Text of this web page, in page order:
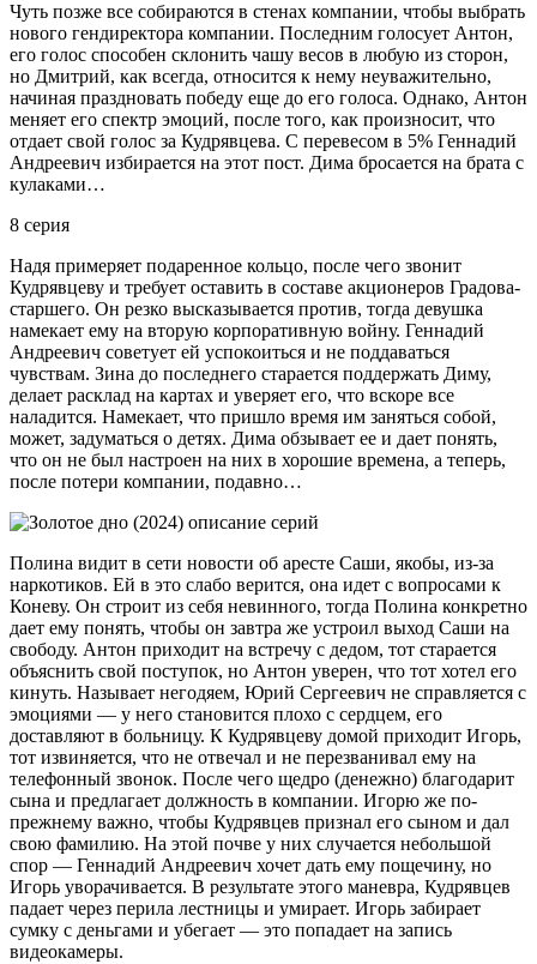
Чуть позже все собираются в стенах компании, чтобы выбрать
нового гендиректора компании. Последним голосует Антон,
его голос способен склонить чашу весов в любую из сторон,
но Дмитрий, как всегда, относится к нему неуважительно,
начиная праздновать победу еще до его голоса. Однако, Антон
меняет его спектр эмоций, после того, как произносит, что
отдает свой голос за Кудрявцева. С перевесом в 5% Геннадий
Андреевич избирается на этот пост. Дима бросается на брата с
кулаками…
8 серия
Надя примеряет подаренное кольцо, после чего звонит
Кудрявцеву и требует оставить в составе акционеров Градова-
старшего. Он резко высказывается против, тогда девушка
намекает ему на вторую корпоративную войну. Геннадий
Андреевич советует ей успокоиться и не поддаваться
чувствам. Зина до последнего старается поддержать Диму,
делает расклад на картах и уверяет его, что вскоре все
наладится. Намекает, что пришло время им заняться собой,
может, задуматься о детях. Дима обзывает ее и дает понять,
что он не был настроен на них в хорошие времена, а теперь,
после потери компании, подавно…
Полина видит в сети новости об аресте Саши, якобы, из-за
наркотиков. Ей в это слабо верится, она идет с вопросами к
Коневу. Он строит из себя невинного, тогда Полина конкретно
дает ему понять, чтобы он завтра же устроил выход Саши на
свободу. Антон приходит на встречу с дедом, тот старается
объяснить свой поступок, но Антон уверен, что тот хотел его
кинуть. Называет негодяем, Юрий Сергеевич не справляется с
эмоциями — у него становится плохо с сердцем, его
доставляют в больницу. К Кудрявцеву домой приходит Игорь,
тот извиняется, что не отвечал и не перезванивал ему на
телефонный звонок. После чего щедро (денежно) благодарит
сына и предлагает должность в компании. Игорю же по-
прежнему важно, чтобы Кудрявцев признал его сыном и дал
свою фамилию. На этой почве у них случается небольшой
спор — Геннадий Андреевич хочет дать ему пощечину, но
Игорь уворачивается. В результате этого маневра, Кудрявцев
падает через перила лестницы и умирает. Игорь забирает
сумку с деньгами и убегает — это попадает на запись
видеокамеры.